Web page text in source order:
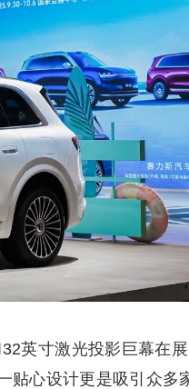
英寸激光投影巨幕在展
贴心设计更是吸引众多